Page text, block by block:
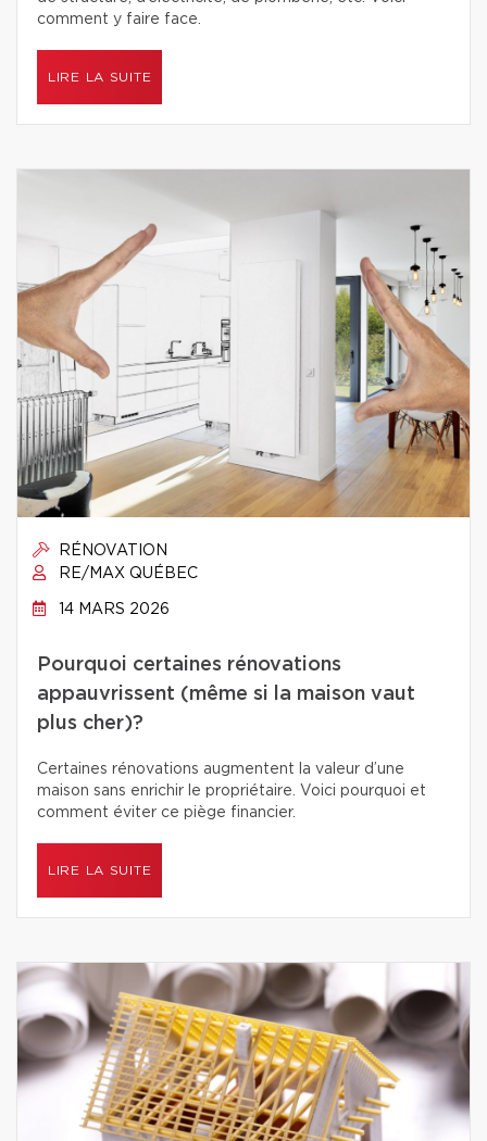
comment y faire face.
LIRE LA SUITE
RÉNOVATION
RE/MAX QUÉBEC
14 MARS 2026
Pourquoi certaines rénovations
appauvrissent (même si la maison vaut
plus cher)?
Certaines rénovations augmentent la valeur d’une
maison sans enrichir le propriétaire. Voici pourquoi et
comment éviter ce piège financier.
LIRE LA SUITE